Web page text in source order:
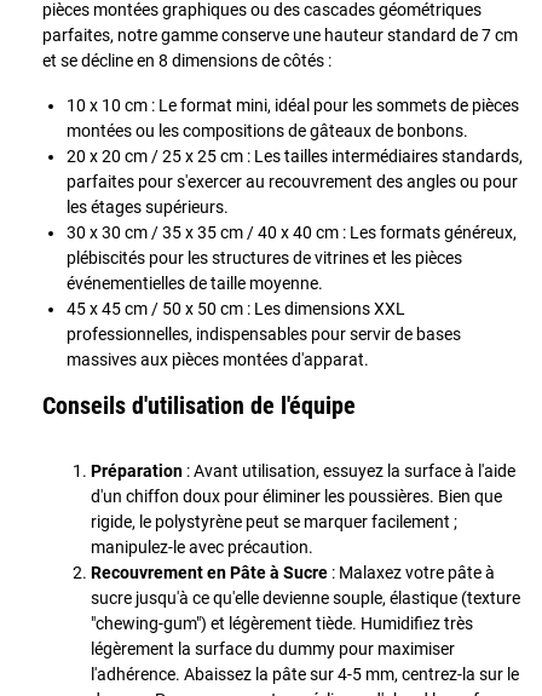
pièces montées graphiques ou des cascades géométriques
parfaites, notre gamme conserve une hauteur standard de 7 cm
et se décline en 8 dimensions de côtés :
10 x 10 cm : Le format mini, idéal pour les sommets de pièces
montées ou les compositions de gâteaux de bonbons.
20 x 20 cm / 25 x 25 cm : Les tailles intermédiaires standards,
parfaites pour s'exercer au recouvrement des angles ou pour
les étages supérieurs.
30 x 30 cm / 35 x 35 cm / 40 x 40 cm : Les formats généreux,
plébiscités pour les structures de vitrines et les pièces
événementielles de taille moyenne.
45 x 45 cm / 50 x 50 cm : Les dimensions XXL
professionnelles, indispensables pour servir de bases
massives aux pièces montées d'apparat.
Conseils d'utilisation de l'équipe
Préparation : Avant utilisation, essuyez la surface à l'aide
d'un chiffon doux pour éliminer les poussières. Bien que
rigide, le polystyrène peut se marquer facilement ;
manipulez-le avec précaution.
Recouvrement en Pâte à Sucre : Malaxez votre pâte à
sucre jusqu'à ce qu'elle devienne souple, élastique (texture
"chewing-gum") et légèrement tiède. Humidifiez très
légèrement la surface du dummy pour maximiser
l'adhérence. Abaissez la pâte sur 4-5 mm, centrez-la sur le